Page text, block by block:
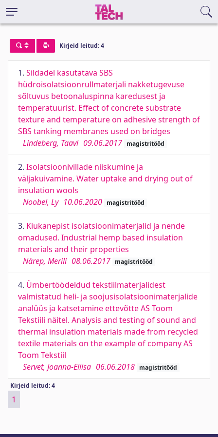
Kirjeid leitud: 4
1. Sildadel kasutatava SBS
hüdroisolatsioonrullmaterjali nakketugevuse
sõltuvus betoonaluspinna karedusest ja
temperatuurist. Effect of concrete substrate
texture and temperature on adhesive strength of
SBS tanking membranes used on bridges
Lindeberg, Taavi 09.06.2017 magistritööd
2. Isolatsioonivillade niiskumine ja
väljakuivamine. Water uptake and drying out of
insulation wools
Noobel, Ly 10.06.2020 magistritööd
3. Kiukanepist isolatsioonimaterjalid ja nende
omadused. Industrial hemp based insulation
materials and their properties
Närep, Merili 08.06.2017 magistritööd
4. Ümbertöödeldud tekstiilmaterjalidest
valmistatud heli- ja soojusisolatsioonimaterjalide
analüüs ja katsetamine ettevõtte AS Toom
Tekstiili näitel. Analysis and testing of sound and
thermal insulation materials made from recycled
textile materials on the example of company AS
Toom Tekstiil
Servet, Joanna-Eliisa 06.06.2018 magistritööd
Kirjeid leitud: 4
1